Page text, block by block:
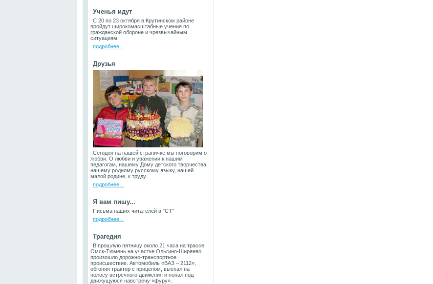
Ученья идут
С 20 по 23 октября в Крутинском районе
пройдут широкомасштабные учения по
гражданской обороне и чрезвычайным
ситуациям.
подробнее...
Друзья
Сегодня на нашей страничке мы поговорим о
любви. О любви и уважении к нашим
педагогам, нашему Дому детского творчества,
нашему родному русскому языку, нашей
малой родине, к труду.
подробнее...
Я вам пишу...
Письма наших читателей в "СТ"
подробнее...
Трагедия
В прошлую пятницу около 21 часа на трассе
Омск-Тюмень на участке Ольгино-Ширяево
произошло дорожно-транспортное
происшествие. Автомобиль «ВАЗ – 2112»,
обгоняя трактор с прицепом, выехал на
полосу встречного движения и попал под
движущуюся навстречу «фуру».